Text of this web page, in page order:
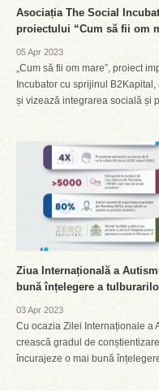
Asociația The Social
proiectului “Cum să fii om
05 Apr 2023
„Cum să fii om mare”, proiect
Incubator cu sprijinul
și vizează integrarea socială și
Ziua Internațională a
bună înțelegere a
03 Apr 2023
Cu ocazia Zilei Internaționale a
crească gradul de
încurajeze o mai bună